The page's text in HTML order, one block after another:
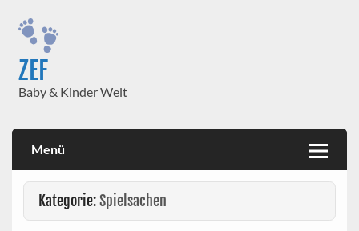
content
ZEF
Baby & Kinder Welt
Menü
Kategorie:Spielsachen